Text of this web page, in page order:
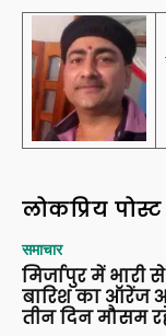
लोकप्रिय पोस्ट
समाचार
मिर्जापुर में भारी
बारिश का ऑरेंज
तीन दिन मौसम